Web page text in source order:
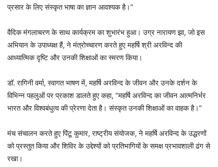
प्रसार के लिए संस्कृत भाषा का ज्ञान आवश्यक है।”
वैदिक मंगलाचरण के साथ कार्यक्रम का शुभारंभ हुआ। उग्र नारायण झा, जो इस
अभियान के उपाध्यक्ष हैं, ने मंत्रोच्चारण करते हुए महर्षि श्री अरविन्द की
आध्यात्मिक दृष्टि और उनकी शिक्षाओं का स्मरण किया।
डॉ. रागिनी वर्मा, स्वागत भाषण में, महर्षि अरविन्द के जीवन और उनके दर्शन के
विभिन्न पहलुओं पर प्रकाश डालते हुए कहा, “महर्षि अरविन्द का जीवन आत्मनिर्भर
भारत और विश्वबंधुत्व की प्रेरणा देता है। संस्कृत उनकी शिक्षाओं का वाहक है।”
मंच संचालन करते हुए पिंटू कुमार, राष्ट्रीय संयोजक, ने महर्षि अरविन्द के उद्धरणों
को प्रस्तुत किया और शिविर के उद्देश्यों को प्रतिभागियों के समक्ष प्रभावशाली ढंग से
रखा।